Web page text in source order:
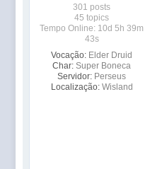
301 posts
45 topics
Tempo Online: 10d 5h 39m
43s
Vocação: Elder Druid
Char: Super Boneca
Servidor: Perseus
Localização: Wisland